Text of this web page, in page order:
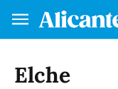
Elche